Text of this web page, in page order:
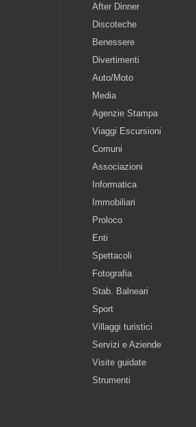
After Dinner
Discoteche
Benessere
Divertimenti
Auto/Moto
Media
Agenzie Stampa
Viaggi Escursioni
Comuni
Associazioni
Informatica
Immobiliari
Proloco
Enti
Spettacoli
Fotografia
Stab. Balneari
Sport
Villaggi turistici
Servizi e Aziende
Visite guidate
Strumenti